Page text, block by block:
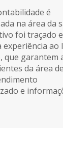
é
na área da
foi traçado
experiência ao
que garantem
da área de
e